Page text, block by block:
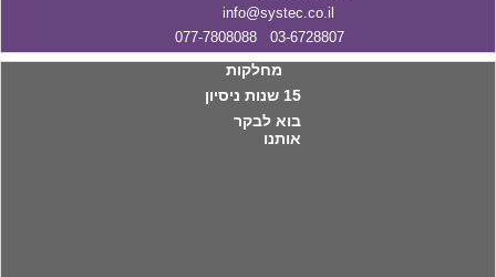
15 שנות ניסיון
בוא לבקר
אותנו
מחלקות
03-6728807 077-7808088
info@systec.co.il